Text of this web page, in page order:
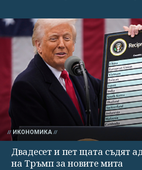
ИКОНОМИКА
Двадесет и пет щата съдят
на Тръмп за новите мита